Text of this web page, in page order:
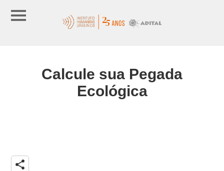
Calcule sua Pegada
Ecológica
share